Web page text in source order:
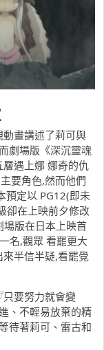
動畫講述了莉可與
劇場版《深沉靈魂
遇上娜 娜奇的仇
要角色,然而他們
預定以 PG12(即未
卻在上映前夕修改
場版在日本上映首
名,觀眾 看罷更大
半信半疑,看罷覺
要努力就會變
、不輕易放棄的精
待著莉可、雷古和